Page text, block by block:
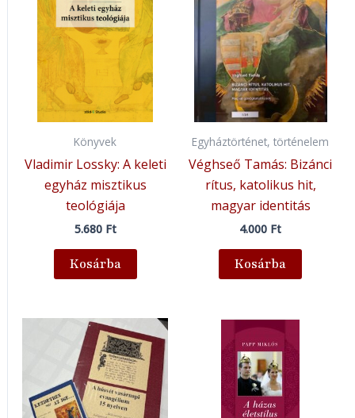
Könyvek
Vladimir Lossky: A keleti
egyház misztikus
teológiája
5.680 Ft
Kosárba
Egyháztörténet, történelem
Véghseő Tamás: Bizánci
rítus, katolikus hit,
magyar identitás
4.000 Ft
Kosárba